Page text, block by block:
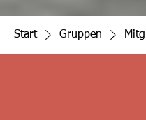
Start Gruppen